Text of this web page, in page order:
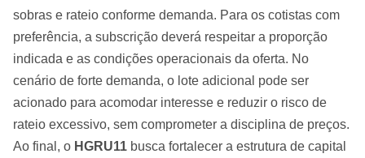
sobras e rateio conforme demanda. Para os cotistas com
preferência, a subscrição deverá respeitar a proporção
indicada e as condições operacionais da oferta. No
cenário de forte demanda, o lote adicional pode ser
acionado para acomodar interesse e reduzir o risco de
rateio excessivo, sem comprometer a disciplina de preços.
Ao final, o HGRU11 busca fortalecer a estrutura de capital